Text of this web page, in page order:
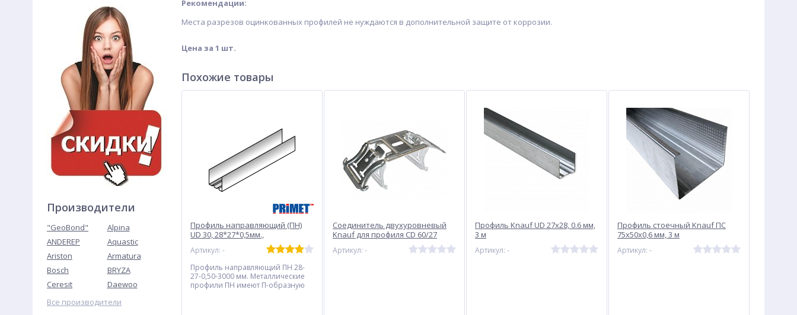
Производители
"GeoBond"
Alpina
ANDEREP
Aquastic
Ariston
Armatura
Bosch
BRYZA
Ceresit
Daewoo
Все производители
Рекомендации:
Места разрезов оцинкованных профилей не нуждаются в дополнительной защите от коррозии.
Цена за 1 шт.
Похожие товары
Профиль направляющий (ПН)
UD 30, 28*27*0,5мм.,
пристенный, L=3м (цена за 1 шт.)
Артикул: -
Профиль направляющий ПН 28-
27-0,50-3000 мм. Металлические
профили ПН имеют П-образную
Соединитель двухуровневый
Knauf для профиля CD 60/27
Артикул: -
Профиль Knauf UD 27x28, 0.6 мм,
3 м
Артикул: -
Профиль стоечный Knauf ПС
75х50х0,6 мм, 3 м
Артикул: -